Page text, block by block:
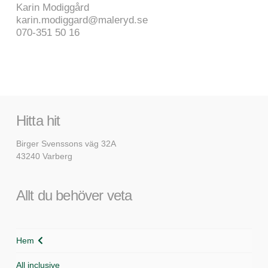
Karin Modiggård
karin.modiggard@maleryd.se
070-351 50 16
Hitta hit
Birger Svenssons väg 32A
43240 Varberg
Allt du behöver veta
Hem
All inclusive